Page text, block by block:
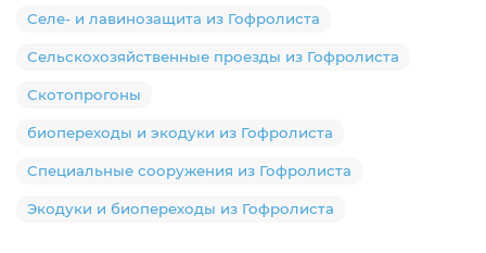
Селе- и лавинозащита из Гофролиста
Сельскохозяйственные проезды из Гофролиста
Скотопрогоны
биопереходы и экодуки из Гофролиста
Специальные сооружения из Гофролиста
Экодуки и биопереходы из Гофролиста